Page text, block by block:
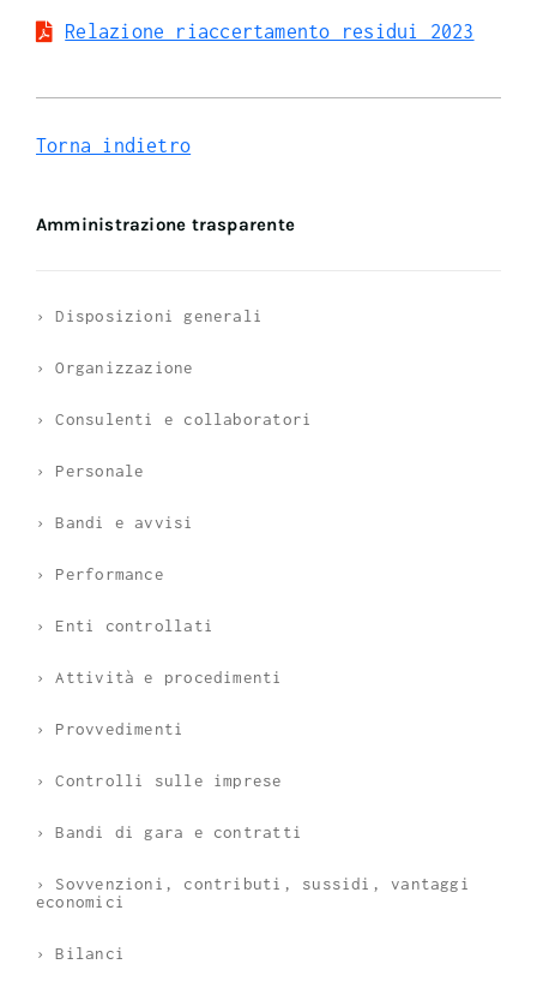
Relazione riaccertamento residui 2023
Torna indietro
Amministrazione trasparente
› Disposizioni generali
› Organizzazione
› Consulenti e collaboratori
› Personale
› Bandi e avvisi
› Performance
› Enti controllati
› Attività e procedimenti
› Provvedimenti
› Controlli sulle imprese
› Bandi di gara e contratti
› Sovvenzioni, contributi, sussidi, vantaggi
economici
› Bilanci